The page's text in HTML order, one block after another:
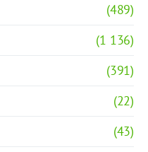
(489)
(1 136)
(391)
(22)
(43)